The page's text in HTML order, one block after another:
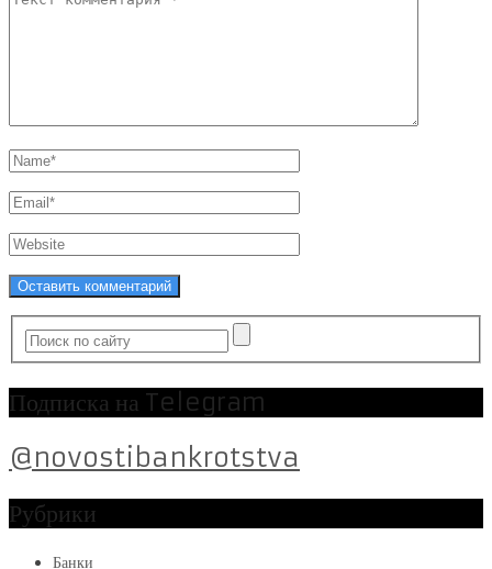
Подписка на Telegram
@novostibankrotstva
Рубрики
Банки